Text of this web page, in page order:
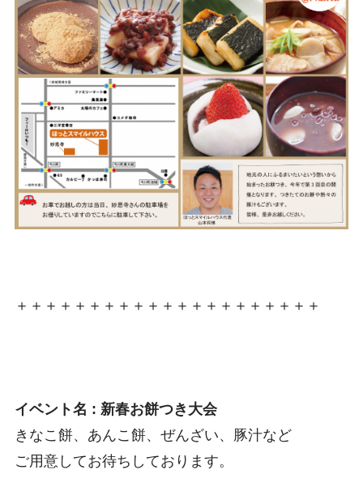
＋＋＋＋＋＋＋＋＋＋＋＋＋＋＋＋＋＋＋＋＋
イベント名 : 新春お餅つき大会
きなこ餅、あんこ餅、ぜんざい、豚汁など
ご用意してお待ちしております。